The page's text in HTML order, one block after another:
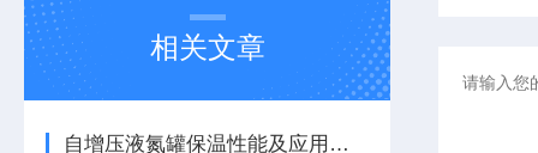
相关文章
自增压液氮罐保温性能及应用探究